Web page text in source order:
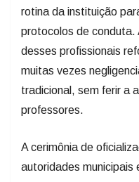
rotina da instituição
protocolos de conduta.
desses profissionais
muitas vezes
tradicional, sem ferir a
professores.
A cerimônia de
autoridades municipais